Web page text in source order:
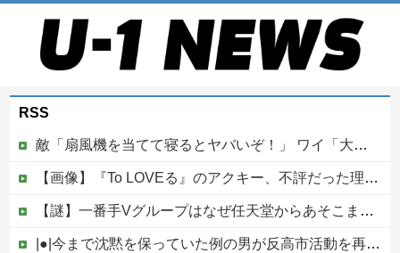
RSS
敵「扇風機を当てて寝るとヤバいぞ！」 ワイ「大丈夫やろｗｗｗ」扇風機ポチー
【画像】『To LOVEる』のアクキー、不評だった理由が明確すぎる
【謎】一番手Vグループはなぜ任天堂からあそこまで寵愛されるんだ？
|●|今まで沈黙を保っていた例の男が反高市活動を再開した模様、財務省を手を組んでの返り咲きが狙いか？